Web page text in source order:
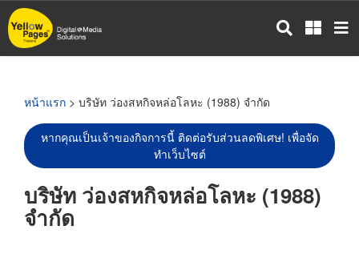
ข้าม
ไป
หน้าแรก > บริษัท ว่องสหกิจหล่อโลหะ (1988) จำกัด
หากคุณเป็นเจ้าของกิจการนี้ ติดต่อรับส่วนลดพิเศษ! เพื่อจัด
ทำเว็บไซต์
บริษัท ว่องสหกิจหล่อโลหะ (1988)
จำกัด